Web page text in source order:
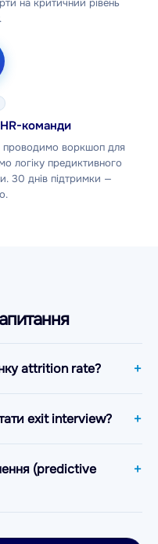
на критичний рівень
команди
проводимо воркшоп для
логіку предиктивного
30 днів підтримки —
attrition rate?
exit interview?
(predictive